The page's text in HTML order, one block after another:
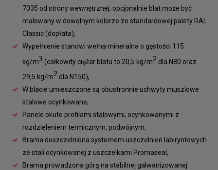
7035 od strony wewnętrznej; opcjonalnie blat może być
malowany w dowolnym kolorze ze standardowej palety RAL
Classic (dopłata),
Wypełnienie stanowi wełna mineralna o gęstości 115
kg/m3 (całkowity ciężar blatu to 20,5 kg/m2 dla N80 oraz
29,5 kg/m2 dla N150),
W blacie umieszczone są obustronnie uchwyty muszlowe
stalowe ocynkowane,
Panele okute profilami stalowymi, ocynkowanymi z
rozdzieleniem termicznym, podwójnym,
Brama doszczelniona systemem uszczelnień labiryntowych
ze stali ocynkowanej z uszczelkami Promaseal,
Brama prowadzona górą na stabilnej galwanizowanej